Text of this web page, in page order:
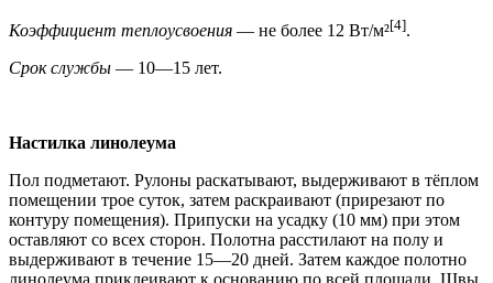
Коэффициент теплоусвоения — не более 12 Вт/м²[4].
Срок службы — 10—15 лет.
Настилка линолеума
Пол подметают. Рулоны раскатывают, выдерживают в тёплом
помещении трое суток, затем раскраивают (прирезают по
контуру помещения). Припуски на усадку (10 мм) при этом
оставляют со всех сторон. Полотна расстилают на полу и
выдерживают в течение 15—20 дней. Затем каждое полотно